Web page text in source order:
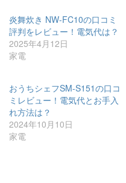
炎舞炊き NW-FC10の口コミ
評判をレビュー！電気代は？
2025年4月12日
家電
おうちシェフSM-S151の口コ
ミレビュー！電気代とお手入
れ方法は？
2024年10月10日
家電